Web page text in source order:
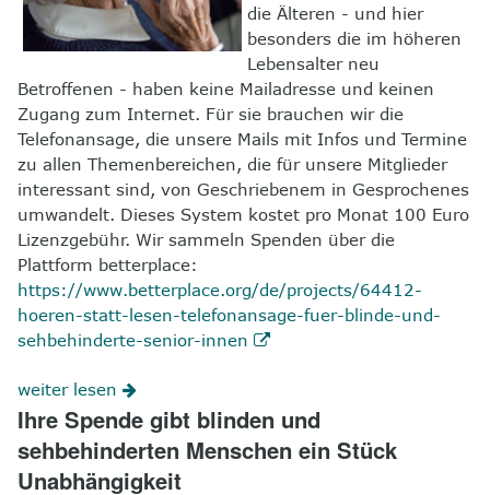
die Älteren - und hier
besonders die im höheren
Lebensalter neu
Betroffenen - haben keine Mailadresse und keinen
Zugang zum Internet. Für sie brauchen wir die
Telefonansage, die unsere Mails mit Infos und Termine
zu allen Themenbereichen, die für unsere Mitglieder
interessant sind, von Geschriebenem in Gesprochenes
umwandelt. Dieses System kostet pro Monat 100 Euro
Lizenzgebühr. Wir sammeln Spenden über die
Plattform betterplace:
https://www.betterplace.org/de/projects/64412-
hoeren-statt-lesen-telefonansage-fuer-blinde-und-
sehbehinderte-senior-innen
weiter lesen
Ihre Spende gibt blinden und
sehbehinderten Menschen ein Stück
Unabhängigkeit